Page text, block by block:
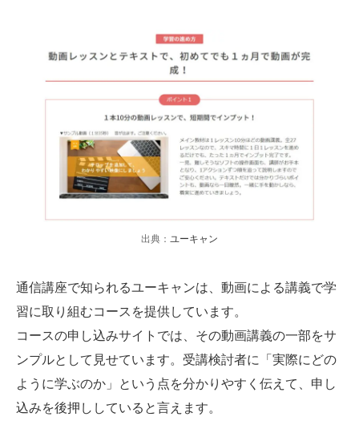
出典： ユーキャン
通信講座で知られるユーキャンは、動画による講義で学
習に取り組むコースを提供しています。
コースの申し込みサイトでは、その動画講義の一部をサ
ンプルとして見せています。受講検討者に「実際にどの
ように学ぶのか」という点を分かりやすく伝えて、申し
込みを後押ししていると言えます。